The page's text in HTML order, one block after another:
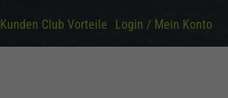
Kunden Club Vorteile Login / Mein Konto